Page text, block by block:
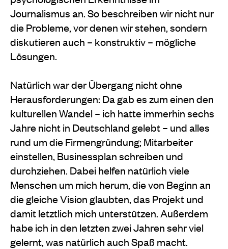
Journalismus an. So beschreiben wir nicht nur
die Probleme, vor denen wir stehen, sondern
diskutieren auch – konstruktiv – mögliche
Lösungen.
Natürlich war der Übergang nicht ohne
Herausforderungen: Da gab es zum einen den
kulturellen Wandel – ich hatte immerhin sechs
Jahre nicht in Deutschland gelebt – und alles
rund um die Firmengründung; Mitarbeiter
einstellen, Businessplan schreiben und
durchziehen. Dabei helfen natürlich viele
Menschen um mich herum, die von Beginn an
die gleiche Vision glaubten, das Projekt und
damit letztlich mich unterstützen. Außerdem
habe ich in den letzten zwei Jahren sehr viel
gelernt, was natürlich auch Spaß macht.